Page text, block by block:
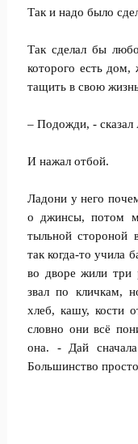
Так и надо было
Так сделал бы
которого есть
тащить в свою
– Подожди, - сказал
И нажал отбой.
Ладони у него
о джинсы, потом
тыльной стороной
так когда-то учила
во дворе жили три
звал по кличкам,
хлеб, кашу, кости
словно они всё
она. - Дай
Большинство